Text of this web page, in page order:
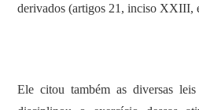
derivados (artigos 21, inciso XXIII,
Ele citou também as diversas